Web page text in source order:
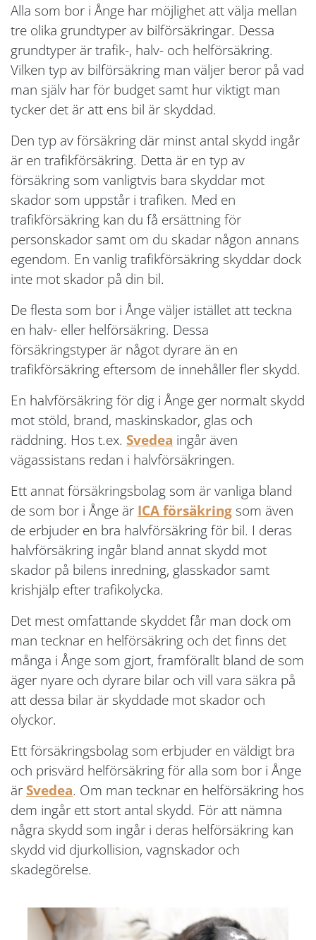
Alla som bor i Ånge har möjlighet att välja mellan
tre olika grundtyper av bilförsäkringar. Dessa
grundtyper är trafik-, halv- och helförsäkring.
Vilken typ av bilförsäkring man väljer beror på vad
man själv har för budget samt hur viktigt man
tycker det är att ens bil är skyddad.
Den typ av försäkring där minst antal skydd ingår
är en trafikförsäkring. Detta är en typ av
försäkring som vanligtvis bara skyddar mot
skador som uppstår i trafiken. Med en
trafikförsäkring kan du få ersättning för
personskador samt om du skadar någon annans
egendom. En vanlig trafikförsäkring skyddar dock
inte mot skador på din bil.
De flesta som bor i Ånge väljer istället att teckna
en halv- eller helförsäkring. Dessa
försäkringstyper är något dyrare än en
trafikförsäkring eftersom de innehåller fler skydd.
En halvförsäkring för dig i Ånge ger normalt skydd
mot stöld, brand, maskinskador, glas och
räddning. Hos t.ex. Svedea ingår även
vägassistans redan i halvförsäkringen.
Ett annat försäkringsbolag som är vanliga bland
de som bor i Ånge är ICA försäkring som även
de erbjuder en bra halvförsäkring för bil. I deras
halvförsäkring ingår bland annat skydd mot
skador på bilens inredning, glasskador samt
krishjälp efter trafikolycka.
Det mest omfattande skyddet får man dock om
man tecknar en helförsäkring och det finns det
många i Ånge som gjort, framförallt bland de som
äger nyare och dyrare bilar och vill vara säkra på
att dessa bilar är skyddade mot skador och
olyckor.
Ett försäkringsbolag som erbjuder en väldigt bra
och prisvärd helförsäkring för alla som bor i Ånge
är Svedea. Om man tecknar en helförsäkring hos
dem ingår ett stort antal skydd. För att nämna
några skydd som ingår i deras helförsäkring kan
skydd vid djurkollision, vagnskador och
skadegörelse.